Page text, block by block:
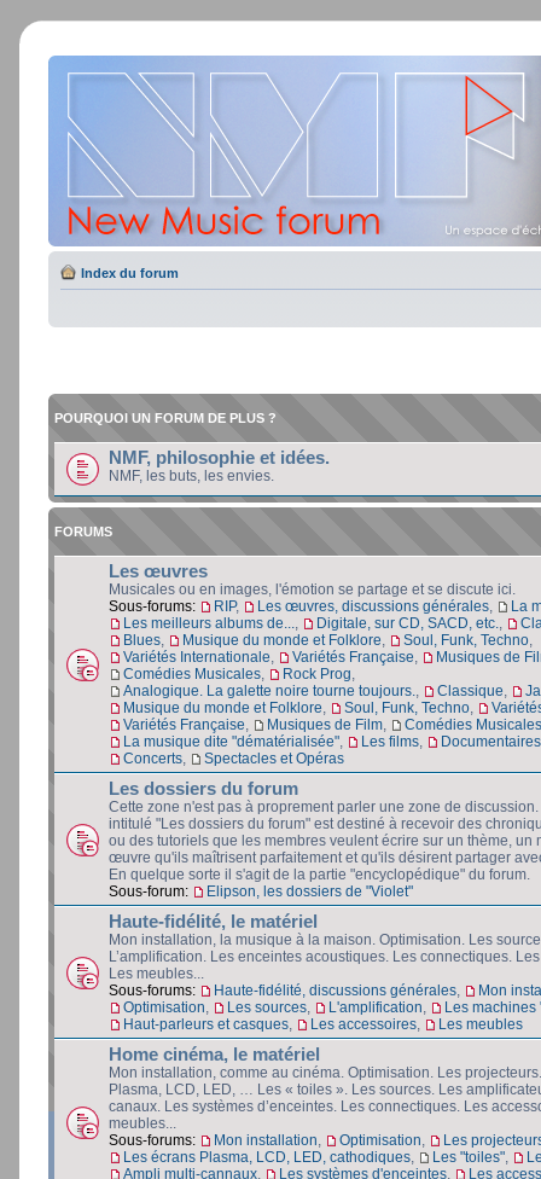
Index du forum
POURQUOI UN FORUM DE PLUS ?
NMF, philosophie et idées.
NMF, les buts, les envies.
FORUMS
Les œuvres
Musicales ou en images, l'émotion se partage et se discute ici.
Sous-forums:
RIP, Les œuvres, discussions générales
La
Les meilleurs albums de...
Digitale, sur CD, SACD, etc.
Blues
Musique du monde et Folklore Soul, Funk, Techno
Variétés Internationale
Variétés Française
Musiques de
Comédies Musicales
Rock Prog
Analogique. La galette noire tourne toujours.
Classique
Musique du monde et Folklore
Soul, Funk, Techno
Variétés Française
Musiques de Film
Comédies Musicales
La musique dite "dématérialisée"
Les films
Concerts
Spectacles et Opéras
Les dossiers du forum
Cette zone n'est pas à proprement parler une zone de
intitulé "Les dossiers du forum" est destiné à recevoir des
ou des tutoriels que les membres veulent écrire sur un thème, un
œuvre qu'ils maîtrisent parfaitement et qu'ils désirent partager
En quelque sorte il s'agit de la partie "encyclopédique" du forum.
Sous-forum:
Elipson, les dossiers de "Violet"
Haute-fidélité, le matériel
Mon installation, la musique à la maison. Optimisation. Les
L’amplification. Les enceintes acoustiques. Les connectiques.
Les meubles...
Sous-forums:
Haute-fidélité, discussions générales
Mon
Optimisation
Les sources L'amplification
Les machines
Haut-parleurs et casques
Les accessoires Les meubles
Home cinéma, le matériel
Mon installation, comme au cinéma. Optimisation. Les
Plasma, LCD, LED, … Les « toiles ». Les sources. Les
canaux. Les systèmes d’enceintes. Les connectiques. Les
meubles...
Sous-forums:
Mon installation Optimisation
Les
Les écrans Plasma, LCD, LED, cathodiques
Les "toiles"
Ampli multi-cannaux
Les systèmes d'enceintes
Les